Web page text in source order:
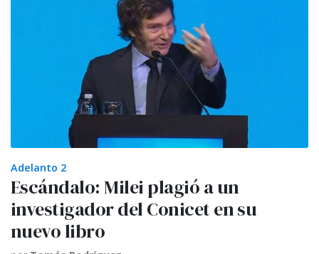
Adelanto 2
Escándalo: Milei plagió a un
investigador del Conicet en su
nuevo libro